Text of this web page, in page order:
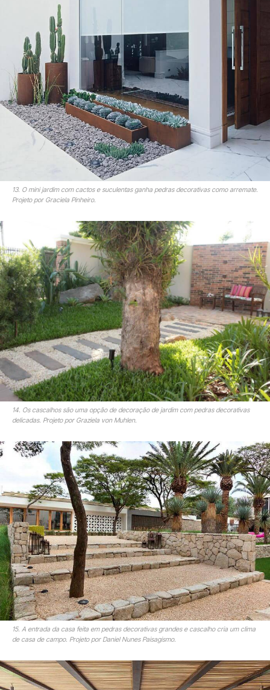
13. O mini jardim com cactos e suculentas ganha pedras decorativas como arremate.
Projeto por Graciela Pinheiro.
14. Os cascalhos são uma opção de decoração de jardim com pedras decorativas
delicadas. Projeto por Graziela von Muhlen.
15. A entrada da casa feita em pedras decorativas grandes e cascalho cria um clima
de casa de campo. Projeto por Daniel Nunes Paisagismo.